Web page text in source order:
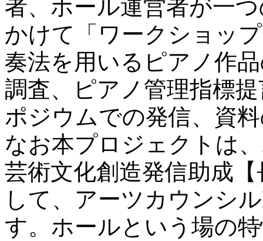
者、ホール運営者が一
かけて「ワークショッ
奏法を用いるピアノ作
調査、ピアノ管理指標
ポジウムでの発信、資
なお本プロジェクトは
芸術文化創造発信助成
して、アーツカウンシ
す。ホールという場の